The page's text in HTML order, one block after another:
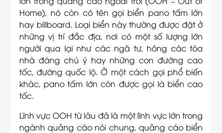
Home), nó còn có tên gọi biển pano tấm lớn
hay billboard. Loại biển này thường được đặt ở
những vị trí đắc địa, nơi có một số lượng lớn
người qua lại như các ngã tư, hông các tòa
nhà đáng chú ý hay những con đường cao
tốc, đường quốc lộ. Ở một cách gọi phổ biến
khác, pano tấm lớn còn được gọi là biển cao
tốc.
Lĩnh vực OOH từ lâu đã là một lĩnh vực lớn trong
ngành quảng cáo nói chung, quảng cáo biển